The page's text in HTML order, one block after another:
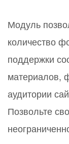
Модуль
количество
поддержки
материалов,
аудитории
Позвольте